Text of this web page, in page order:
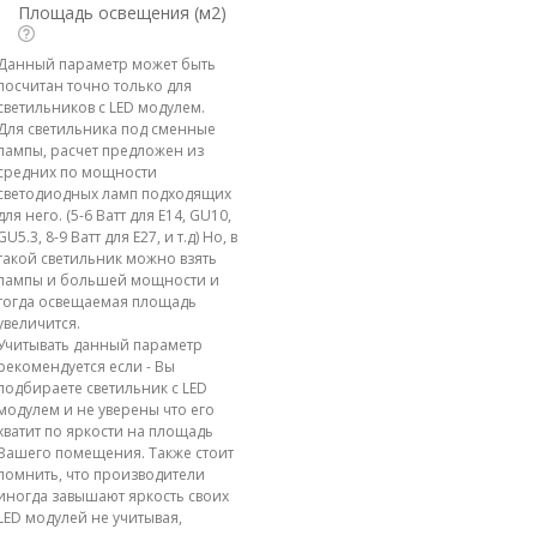
Площадь освещения (м2)
параметр может быть
точно только для
с LED модулем.
светильника под сменные
расчет предложен из
по мощности
ламп подходящих
него. (5-6 Ватт для E14, GU10,
8-9 Ватт для E27, и т.д) Но, в
светильник можно взять
и большей мощности и
освещаемая площадь
данный параметр
если - Вы
светильник с LED
и не уверены что его
по яркости на площадь
помещения. Также стоит
что производители
завышают яркость своих
модулей не учитывая,